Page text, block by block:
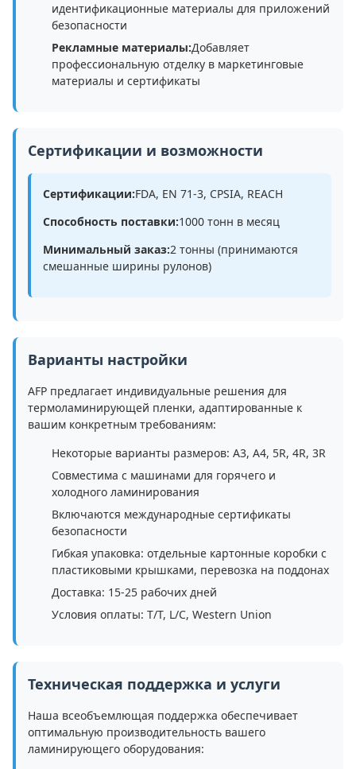
идентификационные материалы для приложений
безопасности
Рекламные материалы:Добавляет
профессиональную отделку в маркетинговые
материалы и сертификаты
Сертификации и возможности
Сертификации:FDA, EN 71-3, CPSIA, REACH
Способность поставки:1000 тонн в месяц
Минимальный заказ:2 тонны (принимаются
смешанные ширины рулонов)
Варианты настройки
AFP предлагает индивидуальные решения для
термоламинирующей пленки, адаптированные к
вашим конкретным требованиям:
Некоторые варианты размеров: A3, A4, 5R, 4R, 3R
Совместима с машинами для горячего и
холодного ламинирования
Включаются международные сертификаты
безопасности
Гибкая упаковка: отдельные картонные коробки с
пластиковыми крышками, перевозка на поддонах
Доставка: 15-25 рабочих дней
Условия оплаты: T/T, L/C, Western Union
Техническая поддержка и услуги
Наша всеобъемлющая поддержка обеспечивает
оптимальную производительность вашего
ламинирующего оборудования: